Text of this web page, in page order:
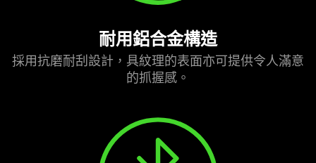
耐用鋁合金構造
採用抗磨耐刮設計，具紋理的表面亦可提供令人滿意
的抓握感。